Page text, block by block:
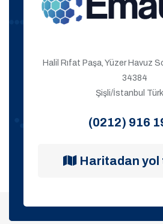
Halil Rıfat Paşa, Yüzer Havuz
34384
Şişli/İstanbul
(0212) 916
Haritadan yol